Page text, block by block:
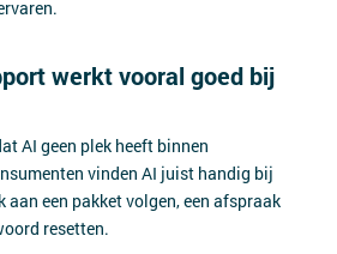
werkt vooral goed bij
AI geen plek heeft binnen
vinden AI juist handig bij
aan een pakket volgen, een afspraak
resetten.